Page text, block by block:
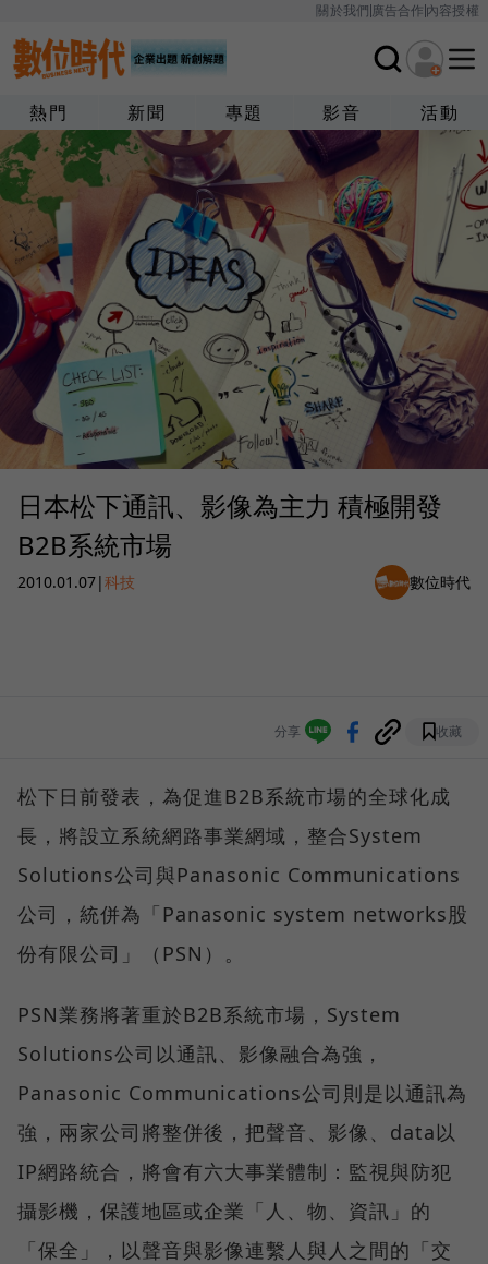
關於我們廣告合作內容授權
熱門 新聞 專題 影音 活動
日本松下通訊、影像為主力 積極開發
B2B系統市場
2010.01.07|科技 數位時代
分享 收藏
松下日前發表，為促進B2B系統市場的全球化成
長，將設立系統網路事業網域，整合System
Solutions公司與Panasonic Communications
公司，統併為「Panasonic system networks股
份有限公司」（PSN）。
PSN業務將著重於B2B系統市場，System
Solutions公司以通訊、影像融合為強，
Panasonic Communications公司則是以通訊為
強，兩家公司將整併後，把聲音、影像、data以
IP網路統合，將會有六大事業體制：監視與防犯
攝影機，保護地區或企業「人、物、資訊」的
「保全」，以聲音與影像連繫人與人之間的「交